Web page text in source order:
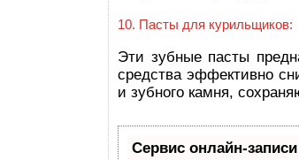
10. Пасты для курильщиков:
Эти зубные пасты
средства эффективно
и зубного камня,
Сервис онлайн-